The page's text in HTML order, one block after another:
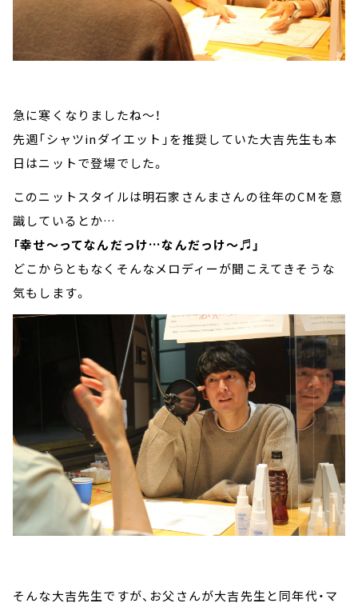
急に寒くなりましたね～！
先週「シャツinダイエット」を推奨していた大吉先生も本
日はニットで登場でした。
このニットスタイルは明石家さんまさんの往年のCMを意
識しているとか…
「幸せ～ってなんだっけ…なんだっけ～♬」
どこからともなくそんなメロディーが聞こえてきそうな
気もします。
そんな大吉先生ですが、お父さんが大吉先生と同年代・マ